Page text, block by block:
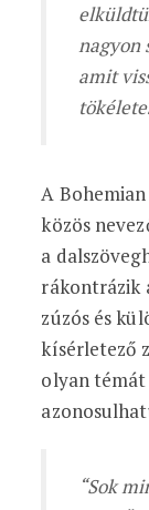
nagyon
amit
A
közös
a
rákontrázik
zúzós és
kísérletező
olyan
“Sok